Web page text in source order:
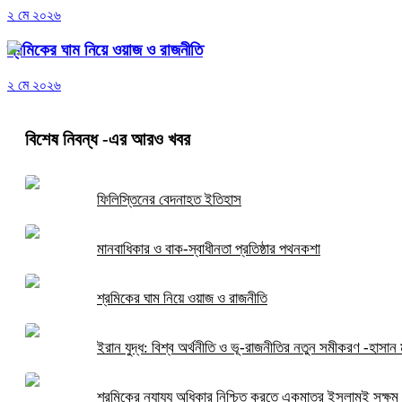
২ মে ২০২৬
শ্রমিকের ঘাম নিয়ে ওয়াজ ও রাজনীতি
২ মে ২০২৬
বিশেষ নিবন্ধ-এর আরও খবর
ফিলিস্তিনের বেদনাহত ইতিহাস
মানবাধিকার ও বাক-স্বাধীনতা প্রতিষ্ঠার পথনকশা
শ্রমিকের ঘাম নিয়ে ওয়াজ ও রাজনীতি
ইরান যুদ্ধ: বিশ্ব অর্থনীতি ও ভূ-রাজনীতির নতুন সমীকরণ -হাসান
শ্রমিকের ন্যায্য অধিকার নিশ্চিত করতে একমাত্র ইসলামই সক্ষম